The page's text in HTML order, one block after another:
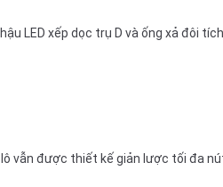
LED xếp dọc trụ D và ống xả đôi
vẫn được thiết kế giản lược tối đa